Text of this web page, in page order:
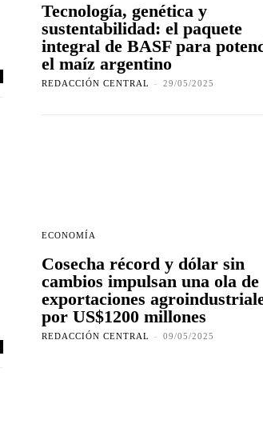
Tecnología, genética y
sustentabilidad: el paquete
integral de BASF para
el maíz argentino
REDACCIÓN CENTRAL - 29/05/2025
ECONOMÍA
Cosecha récord y dólar sin
cambios impulsan una ola de
exportaciones
por US$1200 millones
REDACCIÓN CENTRAL - 09/05/2025